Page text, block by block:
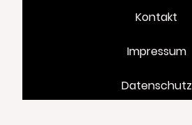
Unternehmen
Neubau
Kontakt
Impressum
Datenschutz